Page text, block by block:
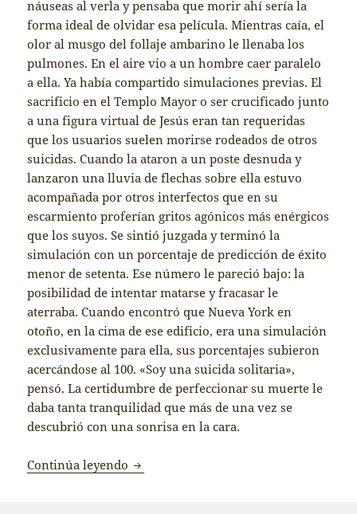
náuseas al verla y pensaba que morir ahí sería la
forma ideal de olvidar esa película. Mientras caía, el
olor al musgo del follaje ambarino le llenaba los
pulmones. En el aire vio a un hombre caer paralelo
a ella. Ya había compartido simulaciones previas. El
sacrificio en el Templo Mayor o ser crucificado junto
a una figura virtual de Jesús eran tan requeridas
que los usuarios suelen morirse rodeados de otros
suicidas. Cuando la ataron a un poste desnuda y
lanzaron una lluvia de flechas sobre ella estuvo
acompañada por otros interfectos que en su
escarmiento proferían gritos agónicos más enérgicos
que los suyos. Se sintió juzgada y terminó la
simulación con un porcentaje de predicción de éxito
menor de setenta. Ese número le pareció bajo: la
posibilidad de intentar matarse y fracasar le
aterraba. Cuando encontró que Nueva York en
otoño, en la cima de ese edificio, era una simulación
exclusivamente para ella, sus porcentajes subieron
acercándose al 100. «Soy una suicida solitaria»,
pensó. La certidumbre de perfeccionar su muerte le
daba tanta tranquilidad que más de una vez se
descubrió con una sonrisa en la cara.
Continúa leyendo The Pierre